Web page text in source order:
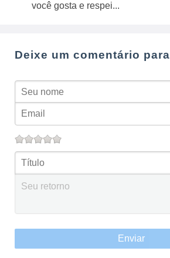
você gosta e respei...
Deixe um comentário para
Enviar